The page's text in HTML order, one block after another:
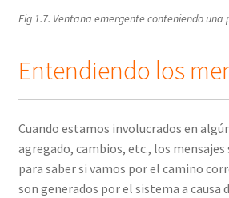
Fig 1.7. Ventana emergente conteniendo
Entendiendo los
Cuando estamos involucrados en
agregado, cambios, etc., los
para saber si vamos por el camino
son generados por el sistema a causa